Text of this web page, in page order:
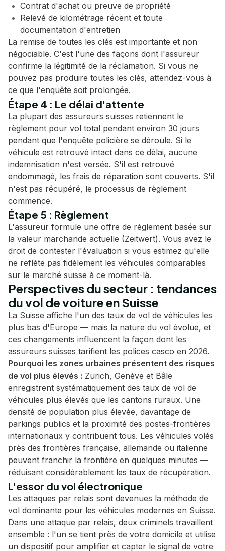
Contrat d'achat ou preuve de propriété
Relevé de kilométrage récent et toute
documentation d'entretien
La remise de toutes les clés est importante et non
négociable. C'est l'une des façons dont l'assureur
confirme la légitimité de la réclamation. Si vous ne
pouvez pas produire toutes les clés, attendez-vous à
ce que l'enquête soit prolongée.
Étape 4 : Le délai d'attente
La plupart des assureurs suisses retiennent le
règlement pour vol total pendant environ 30 jours
pendant que l'enquête policière se déroule. Si le
véhicule est retrouvé intact dans ce délai, aucune
indemnisation n'est versée. S'il est retrouvé
endommagé, les frais de réparation sont couverts. S'il
n'est pas récupéré, le processus de règlement
commence.
Étape 5 : Règlement
L'assureur formule une offre de règlement basée sur
la valeur marchande actuelle (Zeitwert). Vous avez le
droit de contester l'évaluation si vous estimez qu'elle
ne reflète pas fidèlement les véhicules comparables
sur le marché suisse à ce moment-là.
Perspectives du secteur : tendances
du vol de voiture en Suisse
La Suisse affiche l'un des taux de vol de véhicules les
plus bas d'Europe — mais la nature du vol évolue, et
ces changements influencent la façon dont les
assureurs suisses tarifient les polices casco en 2026.
Pourquoi les zones urbaines présentent des risques
de vol plus élevés : Zurich, Genève et Bâle
enregistrent systématiquement des taux de vol de
véhicules plus élevés que les cantons ruraux. Une
densité de population plus élevée, davantage de
parkings publics et la proximité des postes-frontières
internationaux y contribuent tous. Les véhicules volés
près des frontières française, allemande ou italienne
peuvent franchir la frontière en quelques minutes —
réduisant considérablement les taux de récupération.
L'essor du vol électronique
Les attaques par relais sont devenues la méthode de
vol dominante pour les véhicules modernes en Suisse.
Dans une attaque par relais, deux criminels travaillent
ensemble : l'un se tient près de votre domicile et utilise
un dispositif pour amplifier et capter le signal de votre